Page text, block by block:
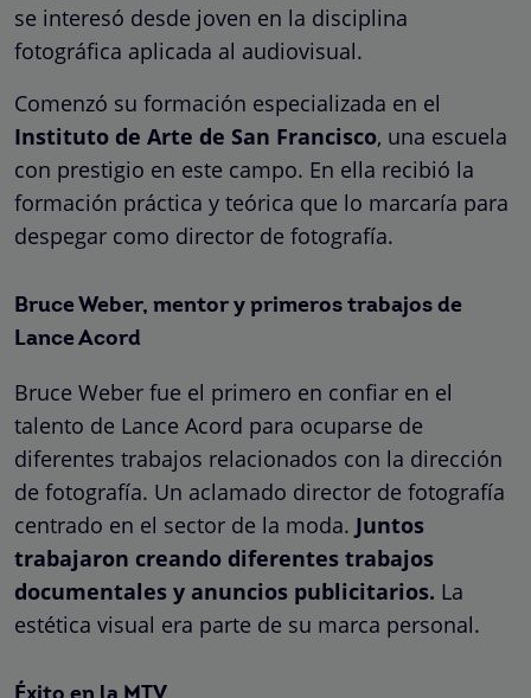
se interesó desde joven en la disciplina
fotográfica aplicada al audiovisual.
Comenzó su formación especializada en el
Instituto de Arte de San Francisco, una escuela
con prestigio en este campo. En ella recibió la
formación práctica y teórica que lo marcaría para
despegar como director de fotografía.
Bruce Weber, mentor y primeros trabajos de
Lance Acord
Bruce Weber fue el primero en confiar en el
talento de Lance Acord para ocuparse de
diferentes trabajos relacionados con la dirección
de fotografía. Un aclamado director de fotografía
centrado en el sector de la moda. Juntos
trabajaron creando diferentes trabajos
documentales y anuncios publicitarios. La
estética visual era parte de su marca personal.